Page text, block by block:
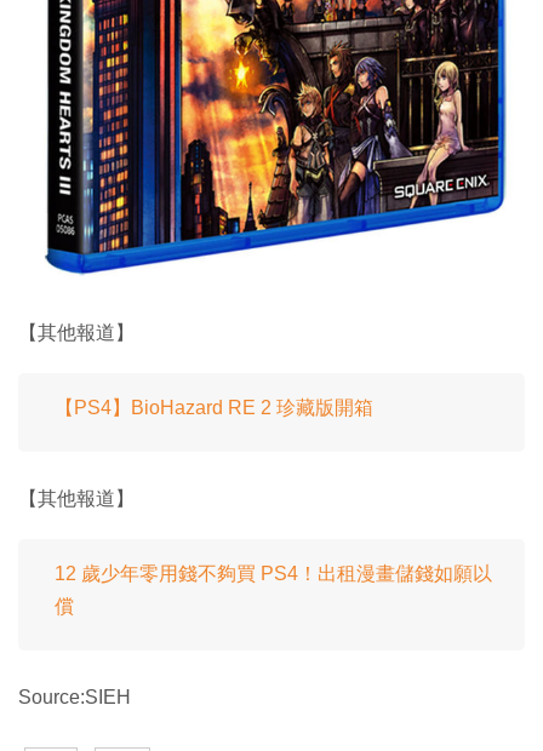
【其他報道】
【PS4】BioHazard RE 2 珍藏版開箱
【其他報道】
12 歲少年零用錢不夠買 PS4！出租漫畫儲錢如願以
償
Source:SIEH